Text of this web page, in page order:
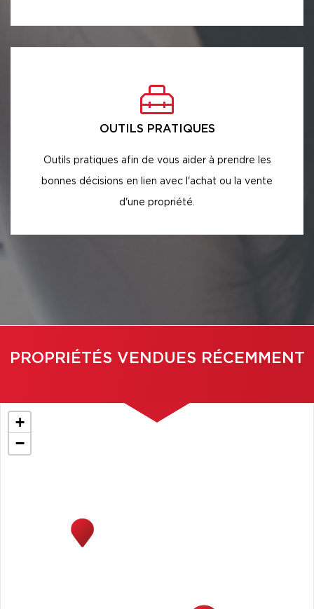
OUTILS PRATIQUES
Outils pratiques afin de vous aider à prendre les
bonnes décisions en lien avec l'achat ou la vente
d'une propriété.
PROPRIÉTÉS VENDUES RÉCEMMENT
+
−